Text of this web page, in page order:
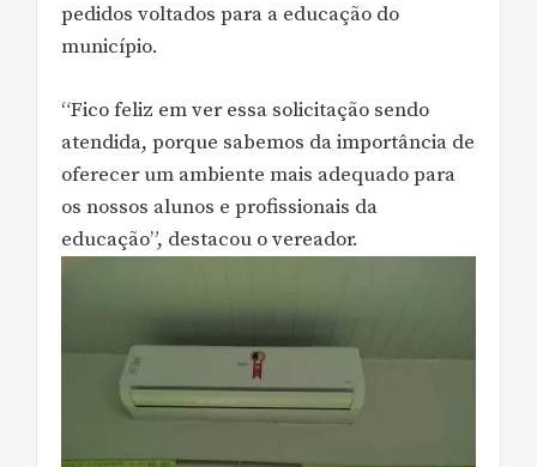
pedidos voltados para a educação do
município.
“Fico feliz em ver essa solicitação sendo
atendida, porque sabemos da importância de
oferecer um ambiente mais adequado para
os nossos alunos e profissionais da
educação”, destacou o vereador.